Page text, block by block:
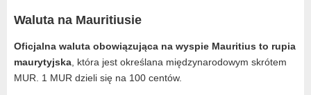
Waluta na Mauritiusie
Oficjalna waluta obowiązująca na wyspie Mauritius to rupia
maurytyjska , która jest określana międzynarodowym skrótem
MUR. 1 MUR dzieli się na 100 centów.